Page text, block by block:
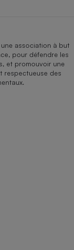
une association à but
pour défendre les
et promouvoir une
respectueuse des